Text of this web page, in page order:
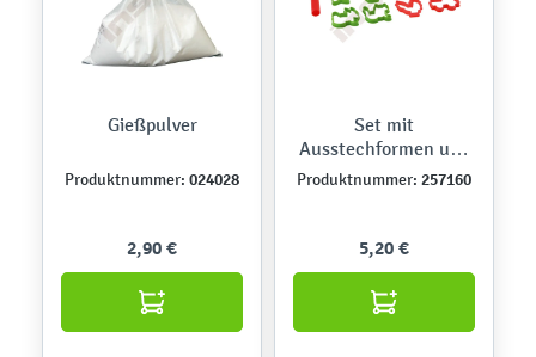
Gießpulver
Produktnummer: 024028
2,90 €
Set mit
Ausstechformen und
Nudelholz
Produktnummer: 257160
5,20 €